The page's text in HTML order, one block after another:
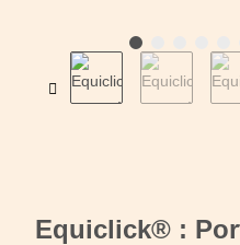
Equiclick® :